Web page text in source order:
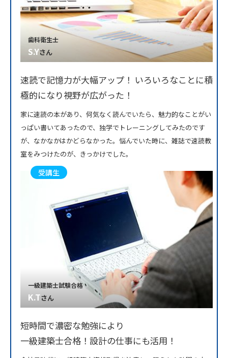
歯科衛生士
S.Yさん
速読で記憶力が大幅アップ！ いろいろなことに積
極的になり視野が広がった！
家に速読の本があり、何気なく読んでいたら、魅力的なことがい
っぱい書いてあったので、独学でトレーニングしてみたのです
が、なかなかはかどらなかった。悩んでいた時に、雑誌で速読教
室をみつけたのが、きっかけでした。
受講生
一級建築士試験合格
K.Tさん
短時間で濃密な勉強により
一級建築士合格！設計の仕事にも活用！